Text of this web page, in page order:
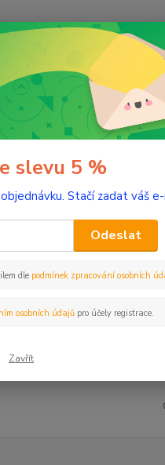
olejů Bergamot 2 ml tester
sklo
slevu 5 %
Stačí zadat váš
Odeslat
dle podmínek zpracování osobních
osobních údajůpro účely registrace.
Zavřít